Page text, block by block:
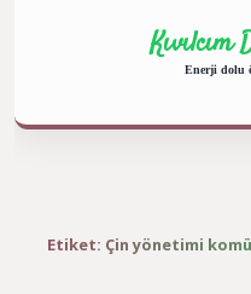
Enerji dolu
Etiket: Çin yönetimi